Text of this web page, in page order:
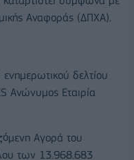
Αναφοράς (ΔΠΧΑ).
δελτίου
Ανώνυμος Εταιρία
Αγορά του
των 13.968.683